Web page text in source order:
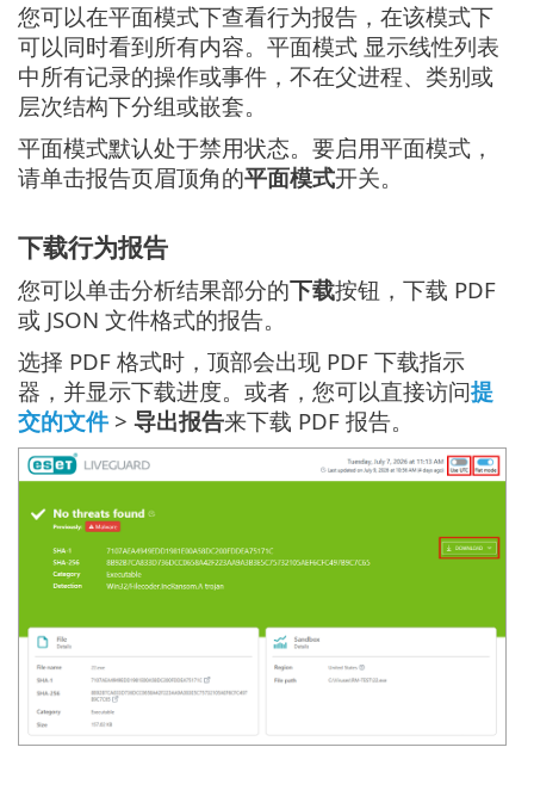
您可以在平面模式下查看行为报告，在该模式下
可以同时看到所有内容。平面模式 显示线性列表
中所有记录的操作或事件，不在父进程、类别或
层次结构下分组或嵌套。
平面模式默认处于禁用状态。要启用平面模式，
请单击报告页眉顶角的平面模式开关。
下载行为报告
您可以单击分析结果部分的下载按钮，下载 PDF
或 JSON 文件格式的报告。
选择 PDF 格式时，顶部会出现 PDF 下载指示
器，并显示下载进度。或者，您可以直接访问提
交的文件 > 导出报告来下载 PDF 报告。